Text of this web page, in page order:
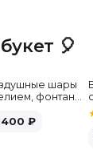
или мини-
Букет из
🎈
шары
фонтан,
₽